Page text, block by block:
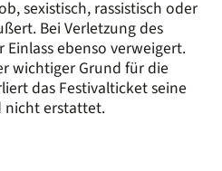
sexistisch, rassistisch oder
Bei Verletzung des
ebenso verweigert.
wichtiger Grund für die
das Festivalticket seine
nicht erstattet.